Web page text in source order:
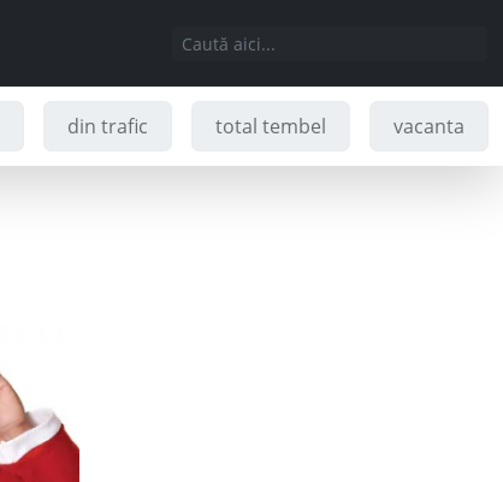
din trafic total tembel vacanta